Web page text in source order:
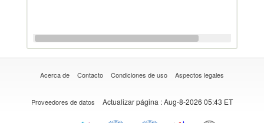
Acerca de Contacto Condiciones de uso Aspectos legales
Proveedores de datos Actualizar página : Aug-8-2026 05:43 ET